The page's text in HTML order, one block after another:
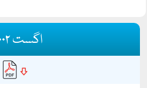
اگست ۲۰۰۲ء